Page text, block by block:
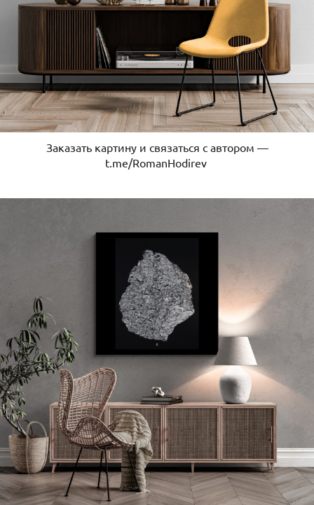
Заказать картину и связаться с автором —
t.me/RomanHodirev